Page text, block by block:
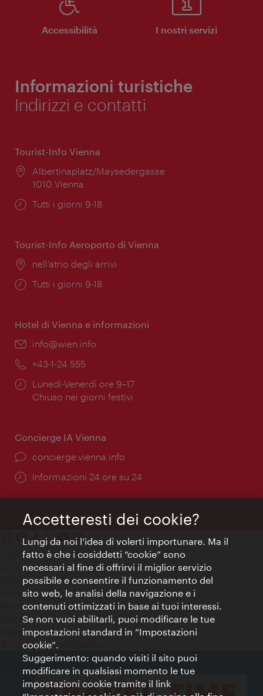
Accessibilità I nostri servizi
Informazioni turistiche
Indirizzi e contatti
Tourist-Info Vienna
Posizione:
Albertinaplatz/Maysedergasse
1010 Vienna
Orari
Tutti i giorni 9-18
Tourist-Info Aeroporto di Vienna
Posizione:
nell’atrio degli arrivi
Orari
Tutti i giorni 9-18
Hotel di Vienna e informazioni
Email:
info@wien.info
Telefono:
+43-1-24 555
Orari
di
Lunedì-Venerdì ore 9–17
Chiuso nei giorni festivi
Concierge IA Vienna
Ort:
concierge.vienna.info
Öffnungszeiten:
Informazioni 24 ore su 24
Contatti
Colophon
Dichiarazione sulla protezione dei dati
Terms of Use
Accessibilità
Contatto stampa
Impostazioni cookie
© Copyright WienTourismus
Accetteresti dei cookie?
Lungi da noi l’idea di volerti importunare. Ma il
fatto è che i cosiddetti “cookie” sono
necessari al fine di offrirvi il miglior servizio
possibile e consentire il funzionamento del
sito web, le analisi della navigazione e i
contenuti ottimizzati in base ai tuoi interessi.
Se non vuoi abilitarli, puoi modificare le tue
impostazioni standard in “Impostazioni
cookie”.
Suggerimento: quando visiti il sito puoi
modificare in qualsiasi momento le tue
impostazioni cookie tramite il link